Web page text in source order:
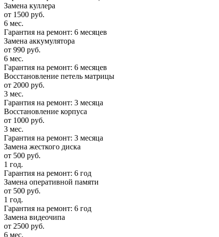
Замена куллера
от 1500 руб.
6 мес.
Гарантия на ремонт: 6 месяцев
Замена аккумулятора
от 990 руб.
6 мес.
Гарантия на ремонт: 6 месяцев
Восстановление петель матрицы
от 2000 руб.
3 мес.
Гарантия на ремонт: 3 месяца
Восстановление корпуса
от 1000 руб.
3 мес.
Гарантия на ремонт: 3 месяца
Замена жесткого диска
от 500 руб.
1 год.
Гарантия на ремонт: 6 год
Замена оперативной памяти
от 500 руб.
1 год.
Гарантия на ремонт: 6 год
Замена видеочипа
от 2500 руб.
6 мес.